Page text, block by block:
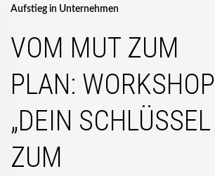
Aufstieg in Unternehmen
VOM MUT ZUM
PLAN: WORKSHOP
„DEIN SCHLÜSSEL
ZUM